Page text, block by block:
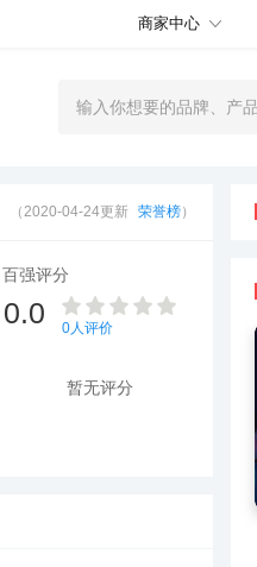
商家中心
（2020-04-24更新 荣誉榜）
百强评分
0.0 0人评价
暂无评分